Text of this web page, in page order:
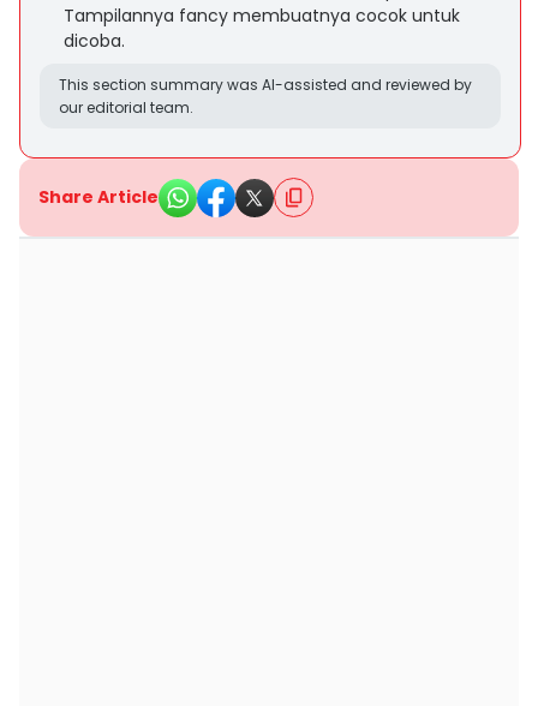
Tampilannya fancy membuatnya cocok untuk
dicoba.
This section summary was AI-assisted and reviewed by
our editorial team.
Share Article